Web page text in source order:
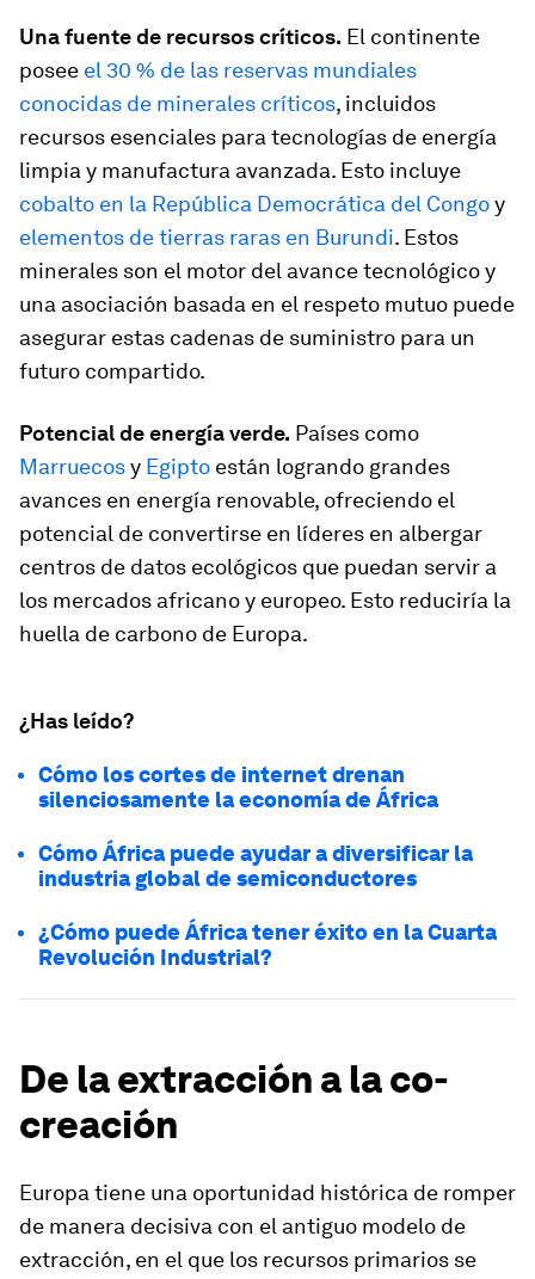
Una fuente de recursos críticos. El continente
posee el 30 % de las reservas mundiales
conocidas de minerales críticos, incluidos
recursos esenciales para tecnologías de energía
limpia y manufactura avanzada. Esto incluye
cobalto en la República Democrática del Congoy
elementos de tierras raras en Burundi. Estos
minerales son el motor del avance tecnológico y
una asociación basada en el respeto mutuo puede
asegurar estas cadenas de suministro para un
futuro compartido.
Potencial de energía verde. Países como
Marruecosy Egipto están logrando grandes
avances en energía renovable, ofreciendo el
potencial de convertirse en líderes en albergar
centros de datos ecológicos que puedan servir a
los mercados africano y europeo. Esto reduciría la
huella de carbono de Europa.
¿Has leído?
Cómo los cortes de internet drenan
silenciosamente la economía de África
Cómo África puede ayudar a diversificar la
industria global de semiconductores
¿Cómo puede África tener éxito en la Cuarta
Revolución Industrial?
De la extracción a la co-
creación
Europa tiene una oportunidad histórica de romper
de manera decisiva con el antiguo modelo de
extracción, en el que los recursos primarios se